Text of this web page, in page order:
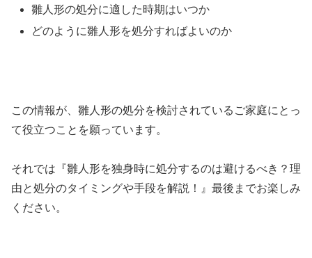
雛人形の処分に適した時期はいつか
どのように雛人形を処分すればよいのか
この情報が、雛人形の処分を検討されているご家庭にとっ
て役立つことを願っています。
それでは『雛人形を独身時に処分するのは避けるべき？理
由と処分のタイミングや手段を解説！』最後までお楽しみ
ください。